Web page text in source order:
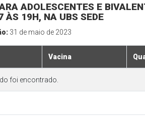
ADOLESCENTES E
ÀS 19H, NA UBS SEDE
31 de maio de 2023
Vacina
foi encontrado.